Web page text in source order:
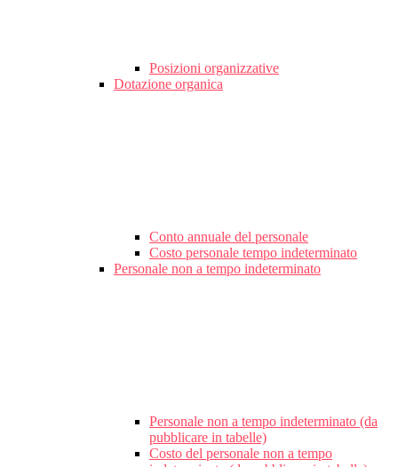
Posizioni organizzative
Dotazione organica
Conto annuale del personale
Costo personale tempo indeterminato
Personale non a tempo indeterminato
Personale non a tempo indeterminato (da
pubblicare in tabelle)
Costo del personale non a tempo